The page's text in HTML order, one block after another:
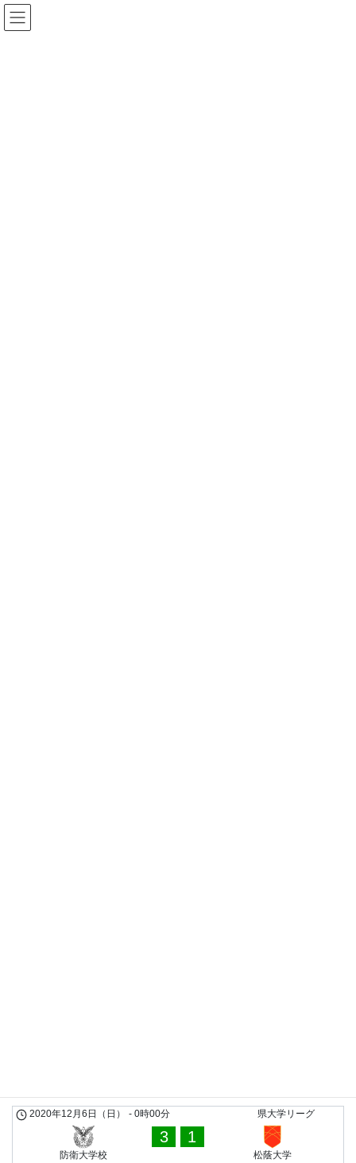
コ
ン
ナ
ビ
県大学リーグ
2020年12月6日（日） - 0時00分
防衛大学校
3 1
松蔭大学